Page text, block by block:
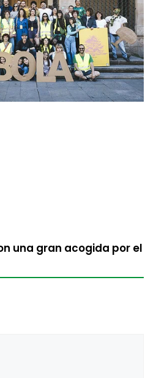
una gran acogida por el